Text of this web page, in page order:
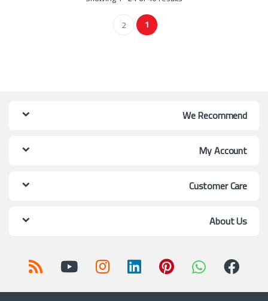
1
2
We Recommend
My Account
Customer Care
About Us